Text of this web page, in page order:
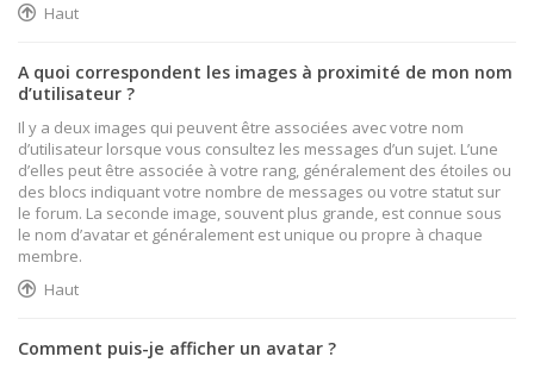
Haut
A quoi correspondent les images à proximité de mon nom
d’utilisateur ?
Il y a deux images qui peuvent être associées avec votre nom
d’utilisateur lorsque vous consultez les messages d’un sujet. L’une
d’elles peut être associée à votre rang, généralement des étoiles ou
des blocs indiquant votre nombre de messages ou votre statut sur
le forum. La seconde image, souvent plus grande, est connue sous
le nom d’avatar et généralement est unique ou propre à chaque
membre.
Haut
Comment puis-je afficher un avatar ?